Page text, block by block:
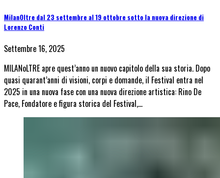
MilanOltre dal 23 settembre al 19 ottobre sotto la nuova direzione di
Lorenzo Conti
Settembre 16, 2025
MILANoLTRE apre quest’anno un nuovo capitolo della sua storia. Dopo
quasi quarant’anni di visioni, corpi e domande, il Festival entra nel
2025 in una nuova fase con una nuova direzione artistica: Rino De
Pace, Fondatore e figura storica del Festival,…